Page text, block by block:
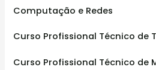
Computação e Redes
Curso Profissional Técnico de
Curso Profissional Técnico de